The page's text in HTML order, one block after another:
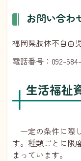
お問い合わ
福岡県肢体不自由
電話番号：092-
生活福祉
一定の条件に際
す。種類ごとに限
まっています。